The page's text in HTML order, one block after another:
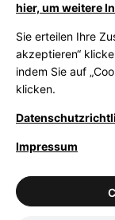
Legal
hier, um weitere
Sie erteilen Ihre
akzeptieren“
indem Sie auf
klicken.
Impressum